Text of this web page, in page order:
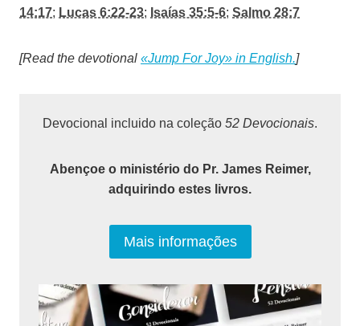
14:17; Lucas 6:22-23; Isaías 35:5-6; Salmo 28:7
[Read the devotional «Jump For Joy» in English.]
Devocional incluido na coleção 52 Devocionais.
Abençoe o ministério do Pr. James Reimer,
adquirindo estes livros.
Mais informações